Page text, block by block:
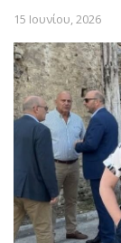
15 Ιουνίου, 2026